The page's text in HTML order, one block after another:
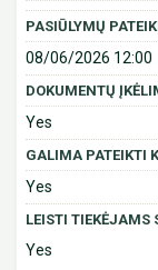
PASIŪLYMŲ
08/06/2026 12:00
DOKUMENTŲ
Yes
GALIMA PATEIKTI
Yes
LEISTI TIEKĖJAMS
Yes